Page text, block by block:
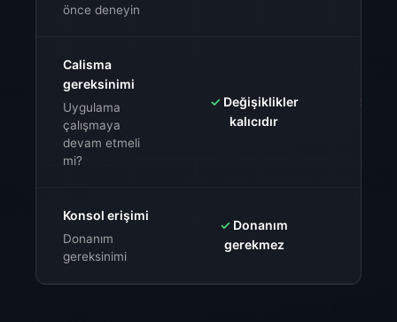
önce deneyin
Calisma
gereksinimi
Uygulama
çalışmaya
devam etmeli
mi?
✓Değişiklikler
kalıcıdır
✗
Konsol erişimi
Donanım
gereksinimi
✓ Donanım
gerekmez